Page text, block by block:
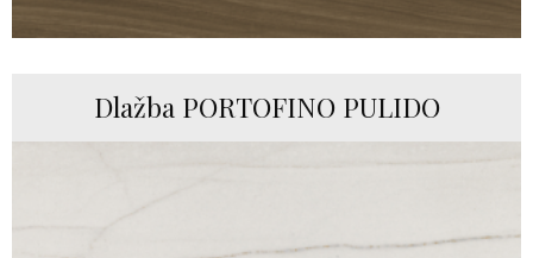
Dlažba PORTOFINO PULIDO